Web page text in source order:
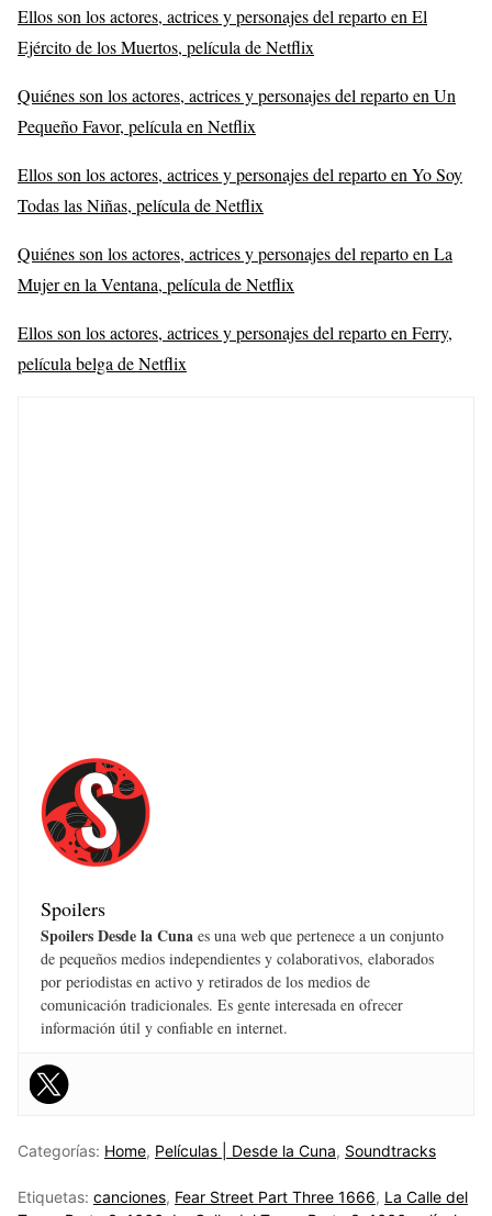
Ellos son los actores, actrices y personajes del reparto en El
Ejército de los Muertos, película de Netflix
Quiénes son los actores, actrices y personajes del reparto en Un
Pequeño Favor, película en Netflix
Ellos son los actores, actrices y personajes del reparto en Yo Soy
Todas las Niñas, película de Netflix
Quiénes son los actores, actrices y personajes del reparto en La
Mujer en la Ventana, película de Netflix
Ellos son los actores, actrices y personajes del reparto en Ferry,
película belga de Netflix
Spoilers
Spoilers Desde la Cuna es una web que pertenece a un conjunto
de pequeños medios independientes y colaborativos, elaborados
por periodistas en activo y retirados de los medios de
comunicación tradicionales. Es gente interesada en ofrecer
información útil y confiable en internet.
Categorías: Home, Películas | Desde la Cuna, Soundtracks
Etiquetas: canciones, Fear Street Part Three 1666, La Calle del